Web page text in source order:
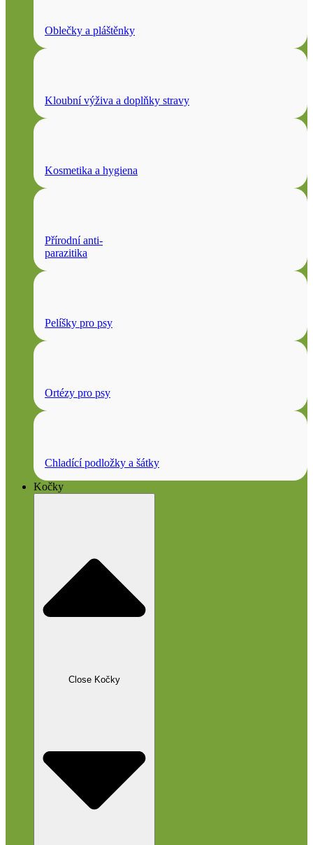
Oblečky a pláštěnky
Kloubní výživa a doplňky stravy
Kosmetika a hygiena
Přírodní anti-
parazitika
Pelíšky pro psy
Ortézy pro psy
Chladící podložky a šátky
Kočky
Close Kočky